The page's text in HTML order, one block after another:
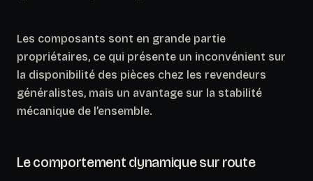
Les composants sont en grande partie
propriétaires, ce qui présente un inconvénient sur
la disponibilité des pièces chez les revendeurs
généralistes, mais un avantage sur la stabilité
mécanique de l’ensemble.
Le comportement dynamique sur route